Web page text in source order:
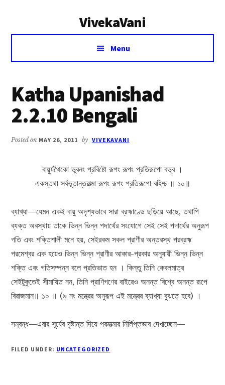
VivekaVani
Voice
Vivekananda
Menu
Katha Upanishad
2.2.10 Bengali
Posted on MAY 26, 2011 by VIVEKAVANI
বায়ুর্যথৈকো ভুবনং প্রবিষ্টো রূপং রূপং প্রতিরূপো বভূব ।
একস্তথা সর্বভূতান্তরাত্মা রূপং রূপং প্রতিরূপো বহিশ্চ ॥ ১০॥
ব্যাখ্যা—যেমন একই বায়ু অদৃশ্যভাবে সারা ব্রহ্মাণ্ডে ছড়িয়ে আছে, তথাপি
ব্যক্ত অবস্থায় তাকে ভিন্ন ভিন্ন পদার্থের সংযোগে সেই সেই পদার্থের অনুরূপ
গতি এবং শক্তিশালী মনে হয়, সেইরকম সকল প্রাণীর অন্তরস্থ পরব্রহ্ম
পরমেশ্বর এক হয়েও ভিন্ন ভিন্ন প্রাণীর আকার-প্রকার অনুযায়ী ভিন্ন ভিন্ন
শক্তি এবং গতিসম্পন্ন বলে প্রতিভাত হন । কিন্তু তিনি কেবলমাত্র
সেইটুকুতেই সীমায়িত নন, তিনি প্রাণিগণের বাইরেও অনন্ত বিশ্বে অনন্ত রূপে
বিরাজমান॥ ১০ ॥ (৯ নং মন্ত্রের অনুরূপ এই মন্ত্রের ব্যাখ্যা বুঝতে হবে) ।
সম্বন্ধ—এবার সূর্যের দৃষ্টান্ত দিয়ে পরমাত্মার নির্লিপ্তভাব দেখাচ্ছেন—
FILED UNDER: UNCATEGORIZED